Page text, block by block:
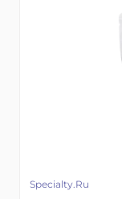
Specialty.Ru